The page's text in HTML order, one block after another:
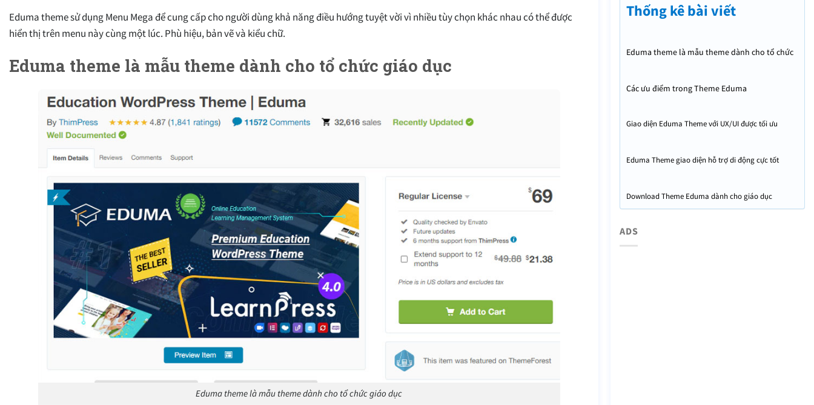
Eduma theme sử dụng Menu Mega để cung cấp cho người dùng khả năng điều hướng tuyệt vời vì nhiều tùy chọn khác nhau có thể được
hiển thị trên menu này cùng một lúc. Phù hiệu, bản vẽ và kiểu chữ.
Eduma theme là mẫu theme dành cho tổ chức giáo dục
Eduma theme là mẫu theme dành cho tổ chức giáo dục
Thống kê bài viết
Eduma theme là mẫu theme dành cho tổ chức
Các ưu điểm trong Theme Eduma
Giao diện Eduma Theme với UX/UI được tối ưu
Eduma Theme giao diện hỗ trợ di động cực tốt
Download Theme Eduma dành cho giáo dục
ADS